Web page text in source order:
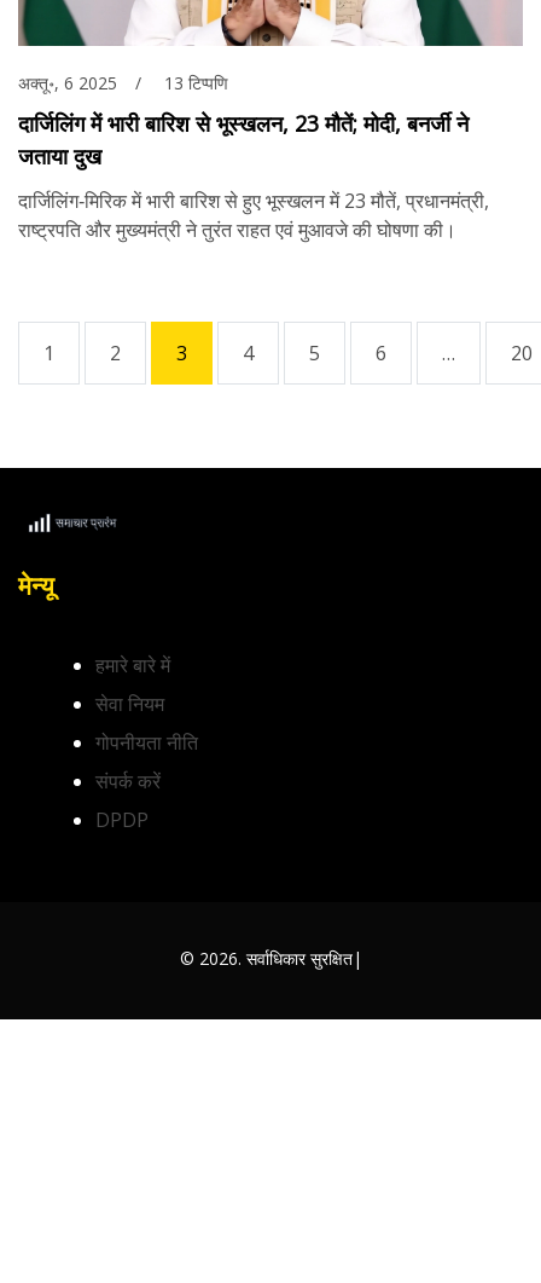
अक्तू॰, 6 2025 13 टिप्पणि
दार्जिलिंग में भारी बारिश से भूस्खलन, 23 मौतें; मोदी, बनर्जी ने
जताया दुख
दार्जिलिंग‑मिरिक में भारी बारिश से हुए भूस्खलन में 23 मौतें, प्रधानमंत्री,
राष्ट्रपति और मुख्यमंत्री ने तुरंत राहत एवं मुआवजे की घोषणा की।
1 2 3 4 5 6 … 20
मेन्यू
हमारे बारे में
सेवा नियम
गोपनीयता नीति
संपर्क करें
DPDP
© 2026. सर्वाधिकार सुरक्षित|